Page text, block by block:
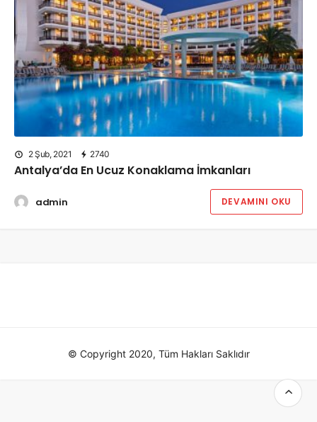
2 Şub, 2021 2740
Antalya’da En Ucuz Konaklama İmkanları
admin DEVAMINI OKU
© Copyright 2020, Tüm Hakları Saklıdır